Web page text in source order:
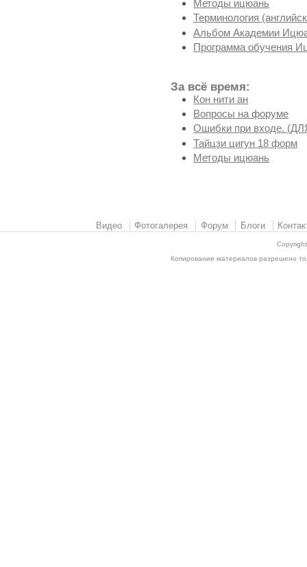
Методы ицюань
Терминология
Альбом Академии
Программа обучения
За всё время:
Кон нити ан
Вопросы на форуме
Ошибки при входе.
Тайцзи цигун 18 форм
Методы ицюань
Видео Фотогалерея Форум Блоги
Копирование материалов разрешено